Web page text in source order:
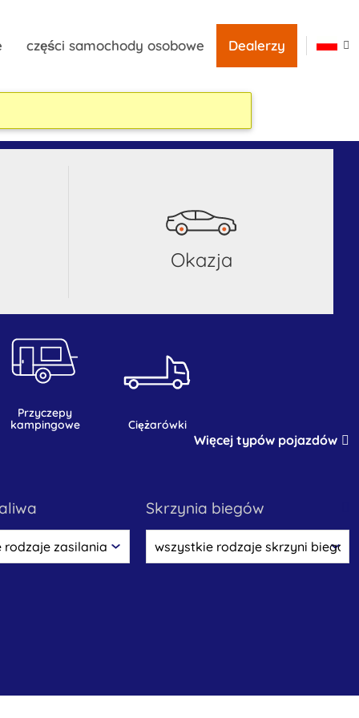
części samochody osobowe Dealerzy
okazja
przyczepy
kampingowe
ciężarówki
Więcej typów pojazdów
skrzynia biegów